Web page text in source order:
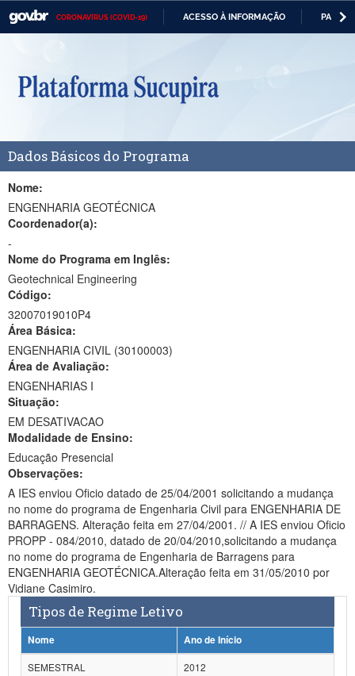
CORONAVÍRUS (COVID-19) ACESSO À INFORMAÇÃO
Casa Civil
Ministério da Defesa
Ministério da Economia
Ministério da Infraestrutura
Ministério da Educação
Ministério da Cidadania
Ministério da Saúde
Ministério da Ciência, Tecnologia, Inovações e Comunicações
Ministério do Meio Ambiente
Ministério do Turismo
Ministério do Desenvolvimento Regional
Ministério da Mulher, da Família e dos Direitos Humanos
Secretaria de Governo
Gabinete de Segurança Institucional
Dados Básicos do Programa
Nome:
ENGENHARIA GEOTÉCNICA
Coordenador(a):
-
Nome do Programa em Inglês:
Geotechnical Engineering
Código:
32007019010P4
Área Básica:
ENGENHARIA CIVIL (30100003)
Área de Avaliação:
ENGENHARIAS I
Situação:
EM DESATIVACAO
Modalidade de Ensino:
Educação Presencial
Observações:
A IES enviou Oficio datado de 25/04/2001 solicitando a mudança
no nome do programa de Engenharia Civil para ENGENHARIA DE
BARRAGENS. Alteração feita em 27/04/2001. // A IES enviou Oficio
PROPP - 084/2010, datado de 20/04/2010,solicitando a mudança
no nome do programa de Engenharia de Barragens para
ENGENHARIA GEOTÉCNICA.Alteração feita em 31/05/2010 por
Vidiane Casimiro.
Tipos de Regime Letivo
Nome
Ano de Início
SEMESTRAL
2012